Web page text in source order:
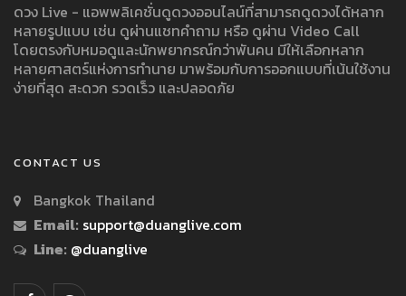
ดวง Live - แอพพลิเคชั่นดูดวงออนไลน์ที่สามารถดูดวงได้หลาก
หลายรูปแบบ เช่น ดูผ่านแชทคำถาม หรือ ดูผ่าน Video Call
โดยตรงกับหมอดูและนักพยากรณ์กว่าพันคน มีให้เลือกหลาก
หลายศาสตร์แห่งการทำนาย มาพร้อมกับการออกแบบที่เน้นใช้งาน
ง่ายที่สุด สะดวก รวดเร็ว และปลอดภัย
CONTACT US
Bangkok Thailand
Email: support@duanglive.com
Line: @duanglive